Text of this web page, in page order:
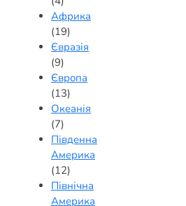
Африка
(19)
Євразія
(9)
Європа
(13)
Океанія
(7)
Південна
Америка
(12)
Північна
Америка